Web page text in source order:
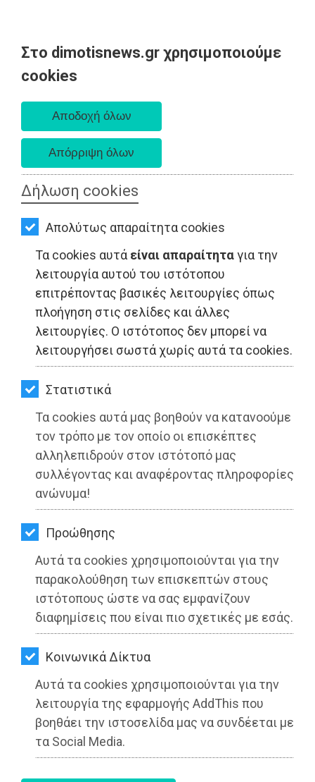
Στο dimotisnews.gr χρησιμοποιούμε
cookies
Δήλωση cookies
Απολύτως απαραίτητα cookies
Τα cookies αυτά είναι απαραίτηταγια την
λειτουργία αυτού του ιστότοπου
επιτρέποντας βασικές λειτουργίες όπως
πλοήγηση στις σελίδες και άλλες
λειτουργίες. Ο ιστότοπος δεν μπορεί να
λειτουργήσει σωστά χωρίς αυτά τα cookies.
Στατιστικά
Τα cookies αυτά μας βοηθούν να κατανοούμε
τον τρόπο με τον οποίο οι επισκέπτες
αλληλεπιδρούν στον ιστότοπό μας
συλλέγοντας και αναφέροντας πληροφορίες
ανώνυμα!
Προώθησης
Αυτά τα cookies χρησιμοποιούνται για την
παρακολούθηση των επισκεπτών στους
ιστότοπους ώστε να σας εμφανίζουν
διαφημίσεις που είναι πιο σχετικές με εσάς.
Kοινωνικά Δίκτυα
Αυτά τα cookies χρησιμοποιούνται για την
λειτουργία της εφαρμογής AddThis που
βοηθάει την ιστοσελίδα μας να συνδέεται με
τα Social Media.
AΡΧΙΚΗ
ΕΙΔΗΣΕΙΣ
ΠΟΛΙΤΙΚΗ
ΤΟΠΙΚΗ
ΑΥΤΟΔΙΟΙΚΗΣΗ
ΟΙΚΟΝΟΜΙΑ
ΑΘΛΗΤΙΣΜΟΣ
ΠΟΛΙΤΙΣΜΟΣ
ΣΠΙΤΙ-
ΚΗΠΟΣ
ΥΓΕΙΑ
LIFESTYLE
ΤΑΞΙΔΙΑ
ΕΞΟΔΟΣ
ΠΕΡΙΒΑΛΛΟΝ
ΚΑΤΟΙΚΙΔΙΟ
ΑΓΓΕΛΙΕΣ
ΕΦΗΜΕΡΙΔΕΣ
OΔΗΓΟΣ
ΑΓΟΡΑΣ
ΨΙΘΥΡΟΙ
ΑΠΟΣΤΟΛΗ
ΑΡΘΡΩΝ
ΤΟΠΙΚΗ ΑΥΤΟΔΙΟΙΚΗΣΗ - Μαραθώνας